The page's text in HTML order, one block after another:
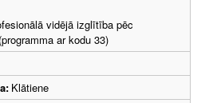
vidējā izglītība pēc
ar kodu 33)
Klātiene